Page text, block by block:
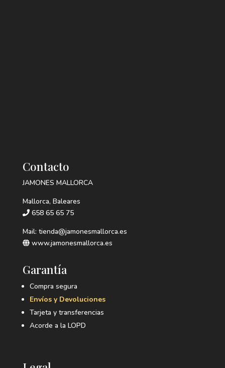
Contacto
JAMONES MALLORCA
Mallorca, Baleares
658 65 65 75
Mail: tienda@jamonesmallorca.es
www.jamonesmallorca.es
Garantía
Compra segura
Envíos y Devoluciones
Tarjeta y transferencias
Acorde a la LOPD